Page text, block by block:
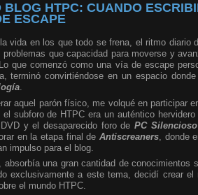
BLOG HTPC: CUANDO
ESCAPE
vida en los que todo se frena, el ritmo
problemas que capacidad para moverse y
que comenzó como una vía de escape
terminó convirtiéndose en un espacio
.
aquel parón físico, me volqué en participar
el subforo de HTPC era un auténtico
y el desaparecido foro dePC Silencioso
en la etapa final de Antiscreaners, donde
impulso para el blog.
absorbía una gran cantidad de
exclusivamente a este tema, decidí crear
el mundo HTPC.